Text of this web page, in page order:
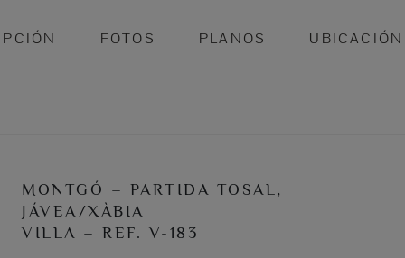
FOTOS PLANOS UBICACIÓN
MONTGÓ – PARTIDA TOSAL,
JÁVEA/XÀBIA
VILLA – REF. V-183